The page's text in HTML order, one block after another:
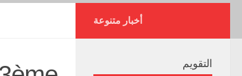
أخبار متنوعة
التقويم